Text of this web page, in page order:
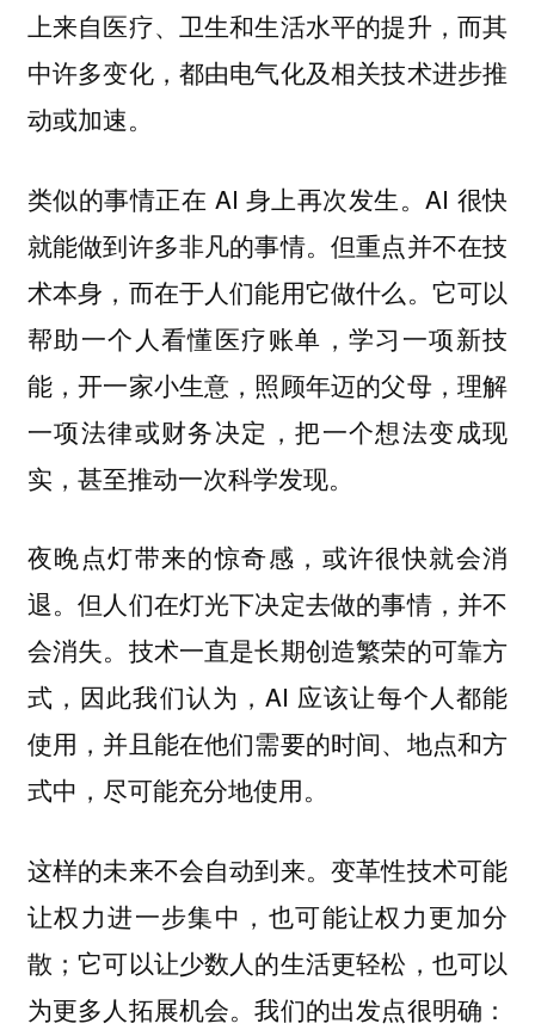
上来自医疗、卫生和生活水平的提升，而其
中许多变化，都由电气化及相关技术进步推
动或加速。
类似的事情正在 AI 身上再次发生。AI 很快
就能做到许多非凡的事情。但重点并不在技
术本身，而在于人们能用它做什么。它可以
帮助一个人看懂医疗账单，学习一项新技
能，开一家小生意，照顾年迈的父母，理解
一项法律或财务决定，把一个想法变成现
实，甚至推动一次科学发现。
夜晚点灯带来的惊奇感，或许很快就会消
退。但人们在灯光下决定去做的事情，并不
会消失。技术一直是长期创造繁荣的可靠方
式，因此我们认为，AI 应该让每个人都能
使用，并且能在他们需要的时间、地点和方
式中，尽可能充分地使用。
这样的未来不会自动到来。变革性技术可能
让权力进一步集中，也可能让权力更加分
散；它可以让少数人的生活更轻松，也可以
为更多人拓展机会。我们的出发点很明确：